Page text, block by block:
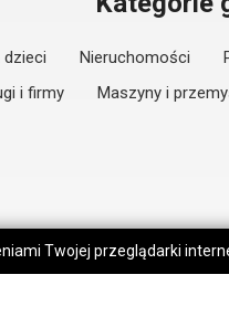
dzieci Nieruchomości
i firmy Maszyny i
Twojej przeglądarki